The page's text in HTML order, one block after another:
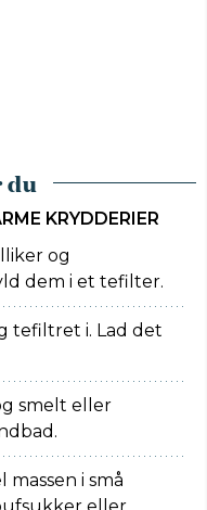
du
KRYDDERIER
og
dem i et tefilter.
tefiltret i. Lad det
smelt eller
i små